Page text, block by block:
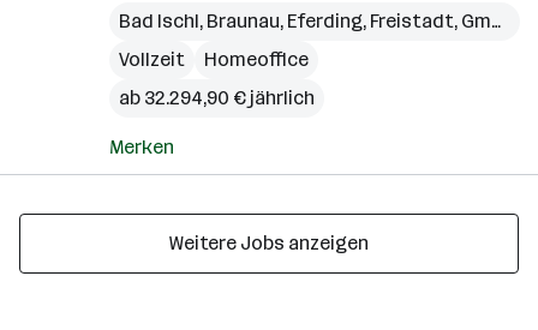
Bad Ischl, Braunau, Eferding, Freistadt, Gmunden
Vollzeit
Homeoffice
ab 32.294,90 € jährlich
Merken
Weitere Jobs anzeigen